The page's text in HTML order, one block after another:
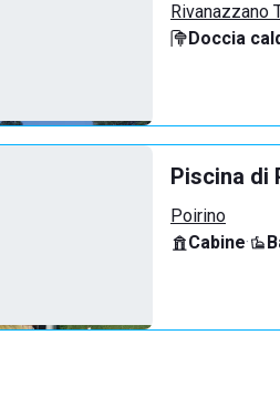
Rivanazzano
Doccia
Piscina di
Poirino
Cabine·